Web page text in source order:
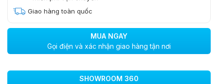
Giao hàng toàn quốc
MUA NGAY
Gọi điện và xác nhận giao hàng tận nơi
SHOWROOM 360